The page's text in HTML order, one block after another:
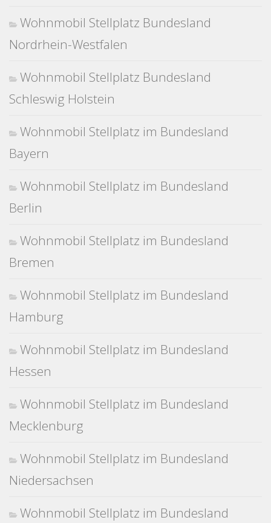
Wohnmobil Stellplatz Bundesland
Nordrhein-Westfalen
Wohnmobil Stellplatz Bundesland
Schleswig Holstein
Wohnmobil Stellplatz im Bundesland
Bayern
Wohnmobil Stellplatz im Bundesland
Berlin
Wohnmobil Stellplatz im Bundesland
Bremen
Wohnmobil Stellplatz im Bundesland
Hamburg
Wohnmobil Stellplatz im Bundesland
Hessen
Wohnmobil Stellplatz im Bundesland
Mecklenburg
Wohnmobil Stellplatz im Bundesland
Niedersachsen
Wohnmobil Stellplatz im Bundesland